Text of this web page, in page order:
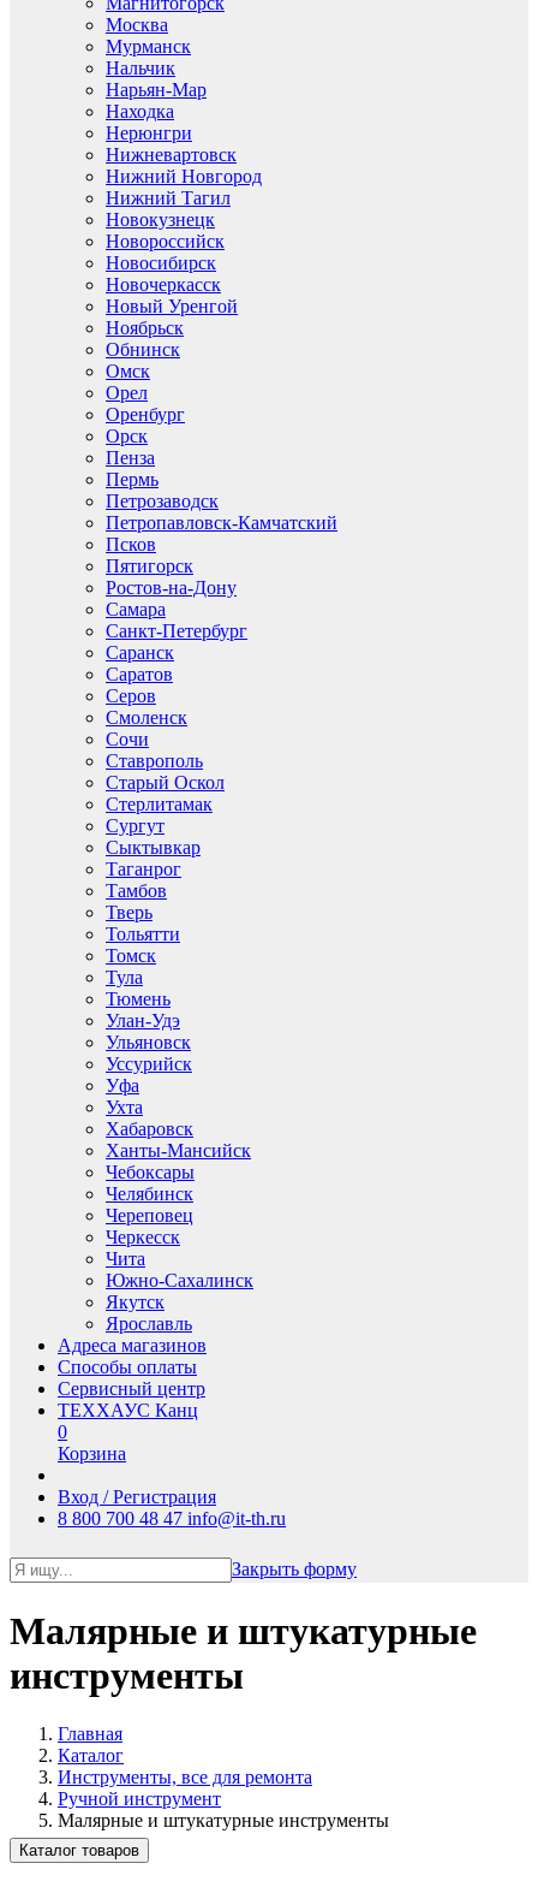
Москва
Мурманск
Нальчик
Нарьян-Мар
Находка
Нерюнгри
Нижневартовск
Нижний Новгород
Нижний Тагил
Новокузнецк
Новороссийск
Новосибирск
Новочеркасск
Новый Уренгой
Ноябрьск
Обнинск
Омск
Орел
Оренбург
Орск
Пенза
Пермь
Петрозаводск
Петропавловск-Камчатский
Псков
Пятигорск
Ростов-на-Дону
Самара
Санкт-Петербург
Саранск
Саратов
Серов
Смоленск
Сочи
Ставрополь
Старый Оскол
Стерлитамак
Сургут
Сыктывкар
Таганрог
Тамбов
Тверь
Тольятти
Томск
Тула
Тюмень
Улан-Удэ
Ульяновск
Уссурийск
Уфа
Ухта
Хабаровск
Ханты-Мансийск
Чебоксары
Челябинск
Череповец
Черкесск
Чита
Южно-Сахалинск
Якутск
Ярославль
Адреса магазинов
Способы оплаты
Сервисный центр
ТЕХХАУС Канц
0
Корзина
Вход / Регистрация
8 800 700 48 47 info@it-th.ru
Закрыть форму
Малярные и штукатурные
инструменты
Главная
Каталог
Инструменты, все для ремонта
Ручной инструмент
Малярные и штукатурные инструменты
Каталог товаров